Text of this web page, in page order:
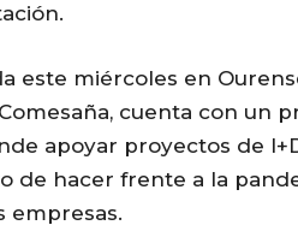
este miércoles en
cuenta con un
apoyar proyectos de
de hacer frente a la
empresas.